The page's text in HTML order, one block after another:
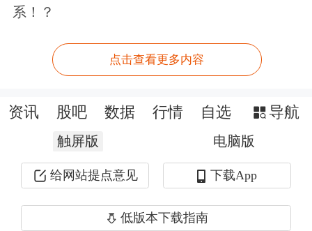
系！？
点击查看更多内容
资讯 股吧 数据 行情 自选 导航
触屏版 电脑版
给网站提点意见 下载App
低版本下载指南